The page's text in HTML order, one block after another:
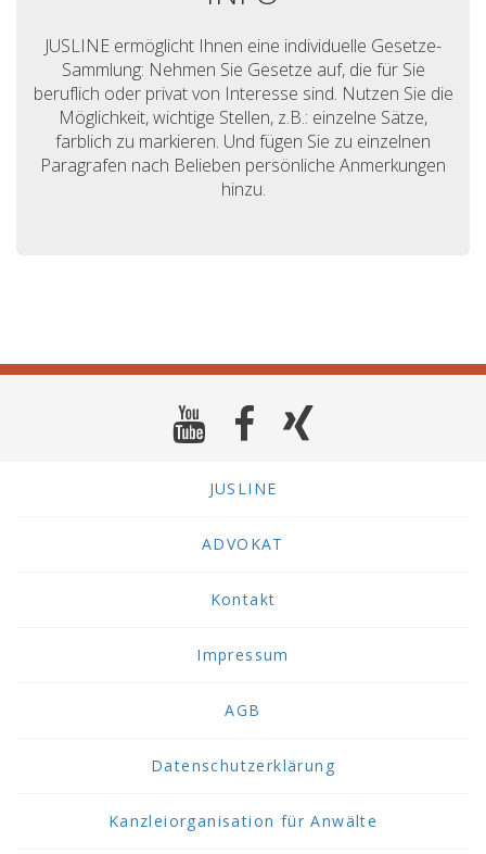
JUSLINE ermöglicht Ihnen eine individuelle Gesetze-
Sammlung: Nehmen Sie Gesetze auf, die für Sie
beruflich oder privat von Interesse sind. Nutzen Sie die
Möglichkeit, wichtige Stellen, z.B.: einzelne Sätze,
farblich zu markieren. Und fügen Sie zu einzelnen
Paragrafen nach Belieben persönliche Anmerkungen
hinzu.
JUSLINE
ADVOKAT
Kontakt
Impressum
AGB
Datenschutzerklärung
Kanzleiorganisation für Anwälte